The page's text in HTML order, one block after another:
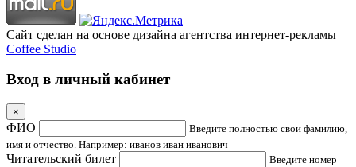
Сайт сделан на основе дизайна агентства интернет-рекламы
Coffee Studio
Вход в личный кабинет
×
ФИО
Введите полностью свои фамилию,
имя и отчество. Например: иванов иван иванович
Читательский билет
Введите номер